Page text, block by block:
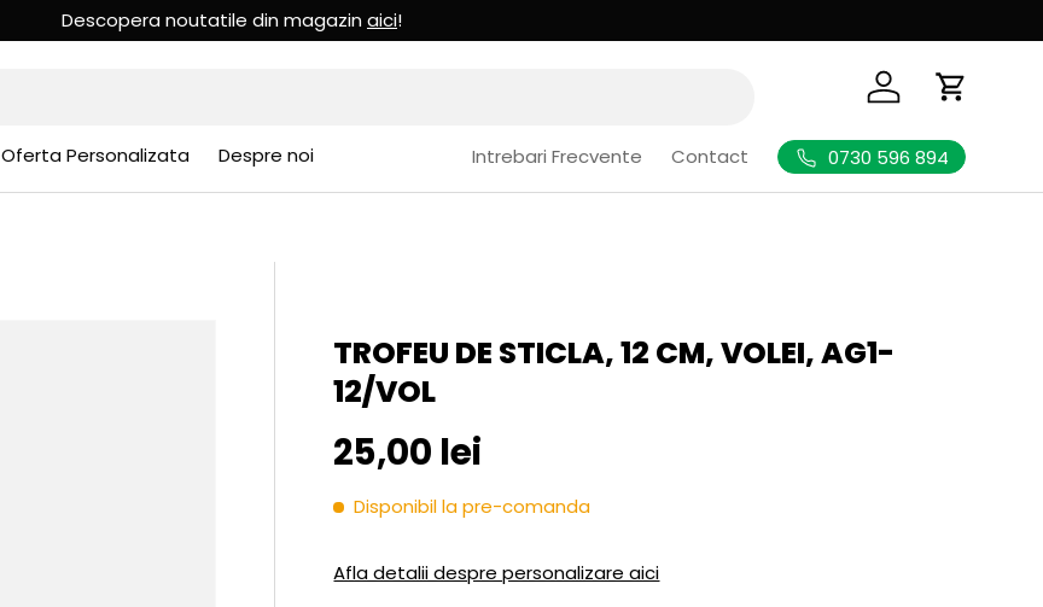
Descopera noutatile din magazin aici!
Logheaza-te
Cos de
Oferta Personalizata Despre noi Intrebari Frecvente Contact 0730 596 894
TROFEU DE STICLA, 12 CM, VOLEI, AG1-
12/VOL
Pret initial
25,00 lei
Disponibil la pre-comanda
Afla detalii despre personalizare aici